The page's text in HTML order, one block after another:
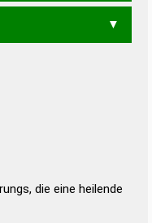
die eine heilende